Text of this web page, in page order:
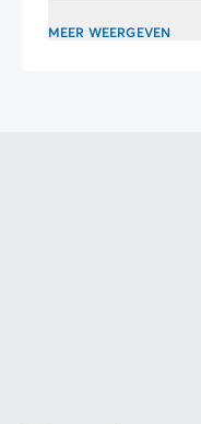
maritieme passie,
traditionele dansen en
MEER WEERGEVEN